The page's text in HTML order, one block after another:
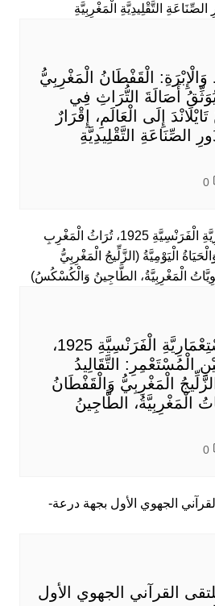
الْقَفْطَانُ الْمَغْرِبِيُّ
أَصَالَةَ التُّرَاثِ فِي
إِلَى الْعَالَمِ، إِقْرَارٌ
الصِّنَاعَةِ التَّقْلِيدِيَّةِ
0
وَثِيقَةُ الْحِقْبَةِ الِاسْتِعْمَارِيَّةِ الْفَرَنْسِيَّةِ 1925،
الْمُسْتَعْمِرِ: التَّقَالِيدُ
الْمَغْرِبِيُّ وَالْقَفْطَانُ
الْمَغْرِبِيَّةُ، الطَّاجِينُ
0
القرآني الجهوي الأول